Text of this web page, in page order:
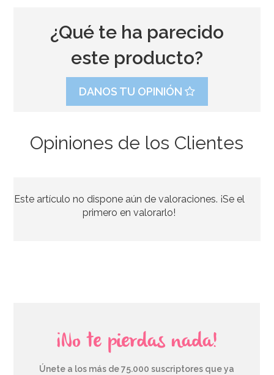
3,00€
¿Qué te ha parecido
este producto?
DANOS TU OPINIÓN
Opiniones de los Clientes
Este artículo no dispone aún de valoraciones. ¡Se el
primero en valorarlo!
¡No te pierdas nada!
Únete a los más de 75.000 suscriptores que ya